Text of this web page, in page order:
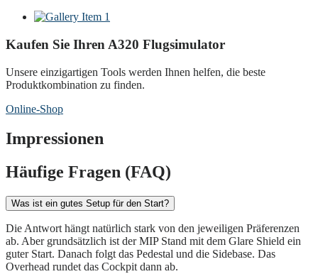
Kaufen Sie Ihren A320 Flugsimulator
Unsere einzigartigen Tools werden Ihnen helfen, die beste
Produktkombination zu finden.
Online-Shop
Impressionen
Häufige Fragen (FAQ)
Was ist ein gutes Setup für den Start?
Die Antwort hängt natürlich stark von den jeweiligen Präferenzen
ab. Aber grundsätzlich ist der MIP Stand mit dem Glare Shield ein
guter Start. Danach folgt das Pedestal und die Sidebase. Das
Overhead rundet das Cockpit dann ab.